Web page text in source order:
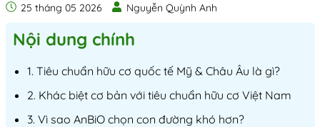
25 tháng 05 2026 Nguyễn Quỳnh Anh
Nội dung chính
1. Tiêu chuẩn hữu cơ quốc tế Mỹ & Châu Âu là gì?
2. Khác biệt cơ bản với tiêu chuẩn hữu cơ Việt Nam
3. Vì sao AnBiO chọn con đường khó hơn?